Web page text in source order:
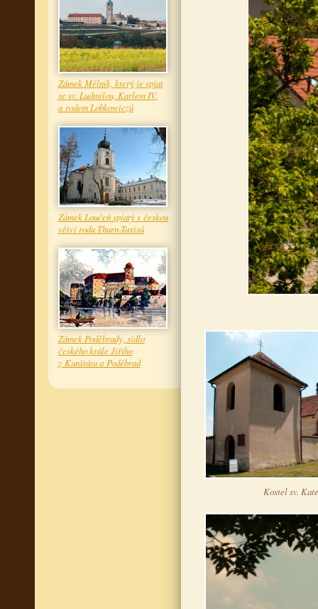
Zámek Mělník, který je spjat
se sv. Ludmilou, Karlem IV.
a rodem Lobkowiczů
Zámek Loučeň spjatý s českou
větví rodu Thurn-Taxisů
Zámek Poděbrady, sídlo
českého krále Jiřího
z Kunštátu a Poděbrad
Kostel sv.